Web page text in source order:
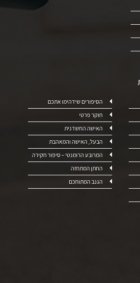
הסיפורים שידהימו אתכם
חוקר פרטי
האישה החשדנית
הבעל, האישה והמאהבת
המרובע הרומנטי – סיפור חקירה
החתן המתחזה
הגנב המתוחכם